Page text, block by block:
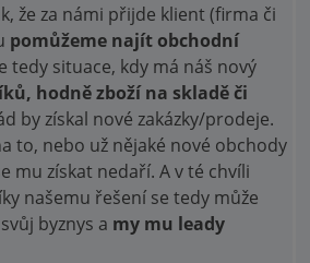
že za námi přijde klient (firma či
pomůžeme najít obchodní
tedy situace, kdy má náš nový
hodně zboží na skladě či
by získal nové zakázky/prodeje.
to, nebo už nějaké nové obchody
mu získat nedaří. A v té chvíli
našemu řešení se tedy může
byznys a my mu leady